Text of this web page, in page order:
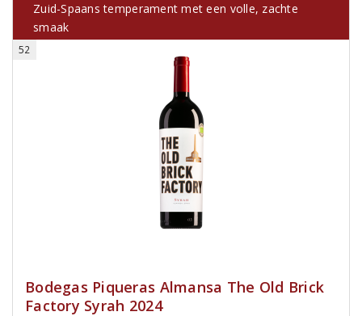
Zuid-Spaans temperament met een volle, zachte
smaak
52
Bodegas Piqueras Almansa The Old Brick
Factory Syrah 2024